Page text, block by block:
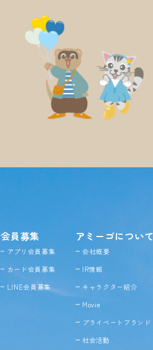
会員募集
アプリ会員募集
カード会員募集
LINE会員募集
アミーゴについて
会社概要
IR情報
キャラクター紹介
Movie
プライベートブランド
社会活動